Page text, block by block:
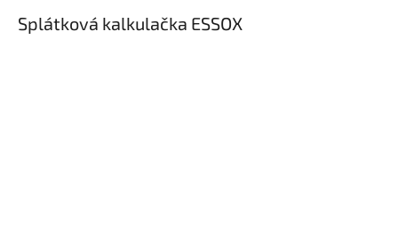
Splátková kalkulačka ESSOX